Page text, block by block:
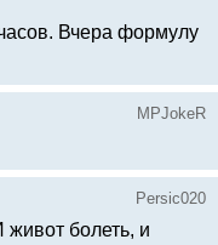
Вчера формулу
MPJokeR
Persic020
болеть, и